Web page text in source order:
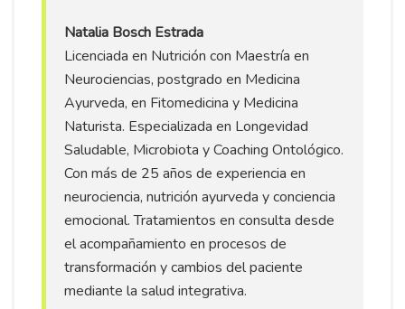
Natalia Bosch Estrada
Licenciada en Nutrición con Maestría en
Neurociencias, postgrado en Medicina
Ayurveda, en Fitomedicina y Medicina
Naturista. Especializada en Longevidad
Saludable, Microbiota y Coaching Ontológico.
Con más de 25 años de experiencia en
neurociencia, nutrición ayurveda y conciencia
emocional. Tratamientos en consulta desde
el acompañamiento en procesos de
transformación y cambios del paciente
mediante la salud integrativa.